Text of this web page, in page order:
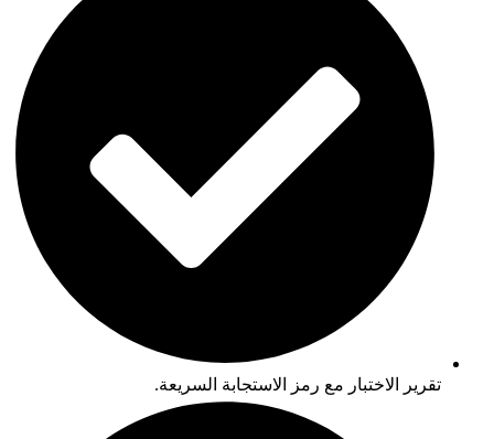
تقرير الاختبار مع رمز الاستجابة السريعة.